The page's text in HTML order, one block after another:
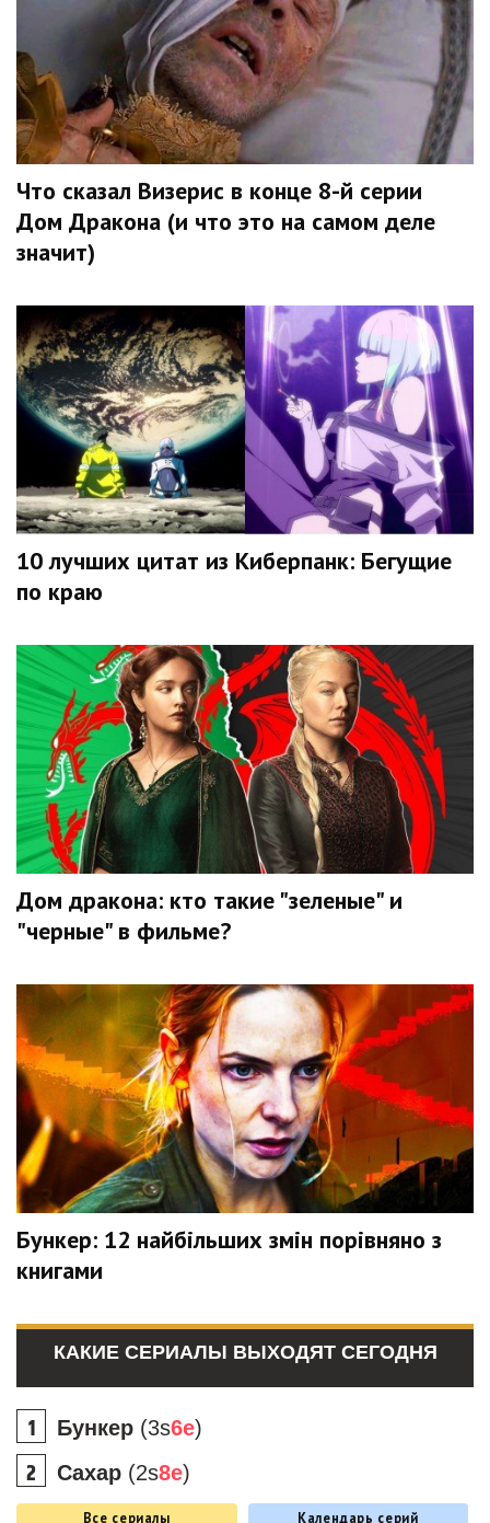
Что сказал Визерис в конце 8-й серии
Дом Дракона (и что это на самом деле
значит)
10 лучших цитат из Киберпанк: Бегущие
по краю
Дом дракона: кто такие "зеленые" и
"черные" в фильме?
Бункер: 12 найбільших змін порівняно з
книгами
КАКИЕ СЕРИАЛЫ ВЫХОДЯТ СЕГОДНЯ
Бункер (3s6e)
Сахар (2s8e)
Все сериалы Календарь серий